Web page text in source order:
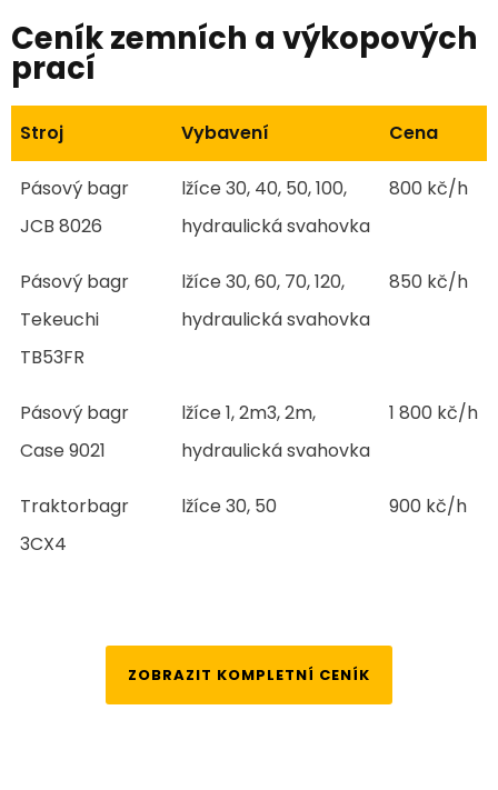
Ceník zemních a výkopových
prací
Stroj Vybavení Cena
Pásový bagr
JCB 8026
lžíce 30, 40, 50, 100,
hydraulická svahovka
800 kč/h
Pásový bagr
Tekeuchi
TB53FR
lžíce 30, 60, 70, 120,
hydraulická svahovka
850 kč/h
Pásový bagr
Case 9021
lžíce 1, 2m3, 2m,
hydraulická svahovka
1 800 kč/h
Traktorbagr
3CX4
lžíce 30, 50 900 kč/h
ZOBRAZIT KOMPLETNÍ CENÍK